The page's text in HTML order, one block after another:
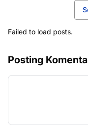
Failed to load posts.
Posting